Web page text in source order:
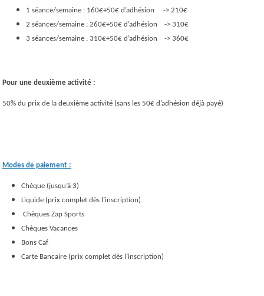
1 séance/semaine : 160€+50€ d’adhésion -> 210€
2 séances/semaine : 260€+50€ d’adhésion -> 310€
3 séances/semaine : 310€+50€ d’adhésion -> 360€
Pour une deuxième activité :
50% du prix de la deuxième activité (sans les 50€ d’adhésion déjà payé)
Modes de paiement :
Chèque (jusqu’à 3)
Liquide (prix complet dès l’inscription)
Chèques Zap Sports
Chèques Vacances
Bons Caf
Carte Bancaire (prix complet dès l’inscription)